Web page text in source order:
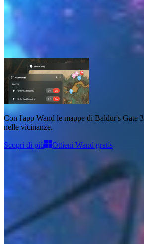
Mappe di Baldur's Gate 3
4
Con l'app Wand le mappe di Baldur's Gate 3
nelle vicinanze.
Scopri di più Ottieni Wand gratis